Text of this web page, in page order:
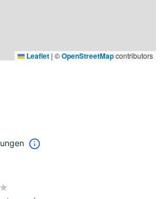
Leaflet | ©OpenStreetMapcontributors